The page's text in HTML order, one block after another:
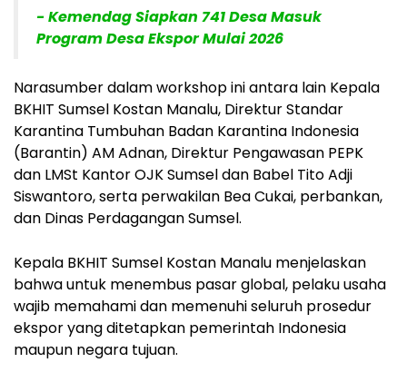
- Kemendag Siapkan 741 Desa Masuk
Program Desa Ekspor Mulai 2026
Narasumber dalam workshop ini antara lain Kepala
BKHIT Sumsel Kostan Manalu, Direktur Standar
Karantina Tumbuhan Badan Karantina Indonesia
(Barantin) AM Adnan, Direktur Pengawasan PEPK
dan LMSt Kantor OJK Sumsel dan Babel Tito Adji
Siswantoro, serta perwakilan Bea Cukai, perbankan,
dan Dinas Perdagangan Sumsel.
Kepala BKHIT Sumsel Kostan Manalu menjelaskan
bahwa untuk menembus pasar global, pelaku usaha
wajib memahami dan memenuhi seluruh prosedur
ekspor yang ditetapkan pemerintah Indonesia
maupun negara tujuan.